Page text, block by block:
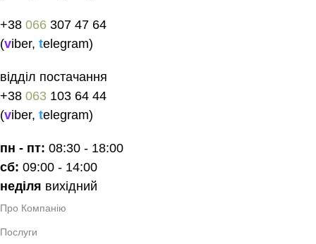
+38 066 307 47 64
(viber, telegram)
відділ постачання
+38 063 103 64 44
(viber, telegram)
пн - пт: 08:30 - 18:00
сб: 09:00 - 14:00
неділя вихідний
Про Компанію
Послуги